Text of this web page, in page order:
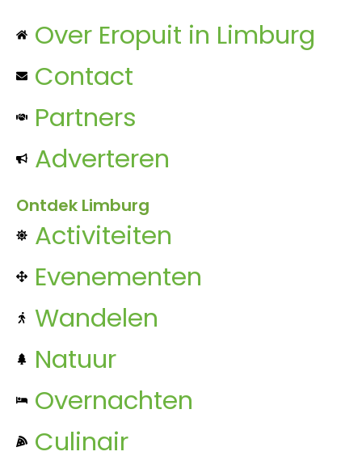
Over Eropuit in Limburg
Contact
Partners
Adverteren
Ontdek Limburg
Activiteiten
Evenementen
Wandelen
Natuur
Overnachten
Culinair